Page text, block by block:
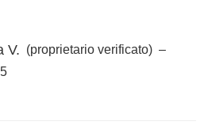
V. (proprietario verificato) –